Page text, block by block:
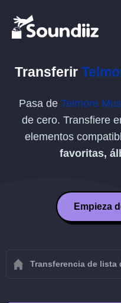
Transferir
Pasa de Telmore
de cero. Transfiere
elementos
favoritas,
Empieza
Transferencia de lista